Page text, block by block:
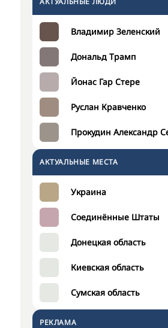
Владимир Зеленский
Дональд Трамп
Йонас Гар Стере
Руслан Кравченко
Прокудин Александр
АКТУАЛЬНЫЕ МЕСТА
Украина
Соединённые Штаты
Донецкая область
Киевская область
Сумская область
РЕКЛАМА